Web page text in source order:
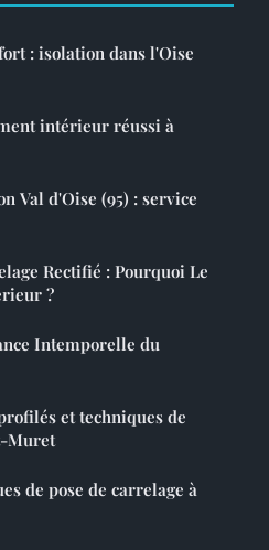
: isolation dans l'Oise
intérieur réussi à
Val d'Oise (95) : service
Rectifié : Pourquoi Le
?
Intemporelle du
et techniques de
Muret
de pose de carrelage à